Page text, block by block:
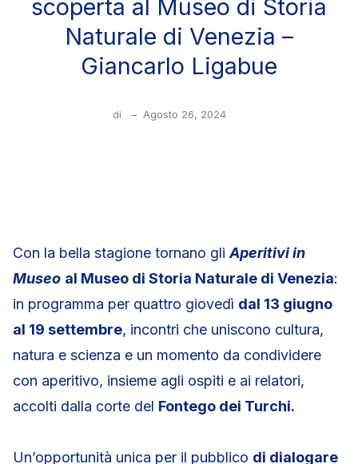
scoperta al Museo di Storia
Naturale di Venezia –
Giancarlo Ligabue
di – Agosto 26, 2024
Con la bella stagione tornano gli Aperitivi in
Museo al Museo di Storia Naturale di Venezia:
in programma per quattro giovedì dal 13 giugno
al 19 settembre, incontri che uniscono cultura,
natura e scienza e un momento da condividere
con aperitivo, insieme agli ospiti e ai relatori,
accolti dalla corte del Fontego dei Turchi.
Un’opportunità unica per il pubblico di dialogare